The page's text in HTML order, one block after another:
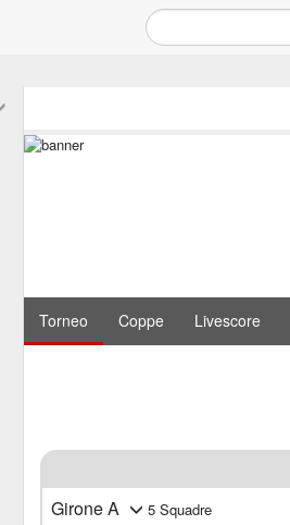
Torneo Coppe Livescore
Girone A
5 Squadre